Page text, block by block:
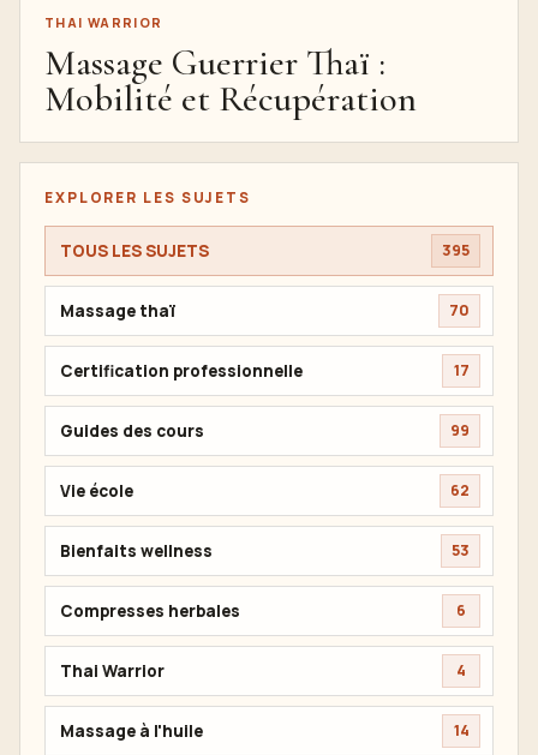
THAI WARRIOR
Massage Guerrier Thaï :
Mobilité et Récupération
EXPLORER LES SUJETS
TOUS LES SUJETS 395
Massage thaï 70
Certification professionnelle 17
Guides des cours 99
Vie école 62
Bienfaits wellness 53
Compresses herbales 6
Thai Warrior 4
Massage à l'huile 14